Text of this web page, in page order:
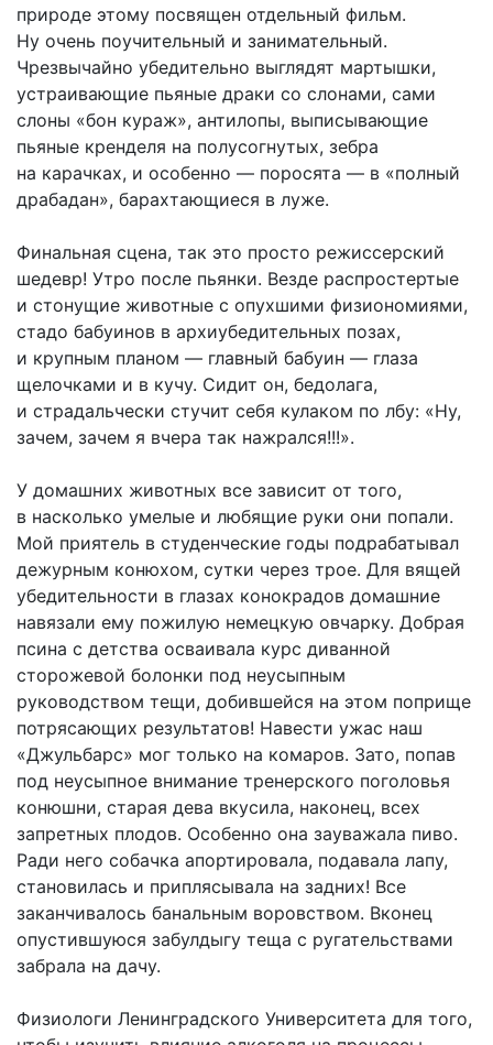
природе этому посвящен отдельный фильм.
Ну очень поучительный и занимательный.
Чрезвычайно убедительно выглядят мартышки,
устраивающие пьяные драки со слонами, сами
слоны «бон кураж», антилопы, выписывающие
пьяные кренделя на полусогнутых, зебра
на карачках, и особенно — поросята — в «полный
драбадан», барахтающиеся в луже.
Финальная сцена, так это просто режиссерский
шедевр! Утро после пьянки. Везде распростертые
и стонущие животные с опухшими физиономиями,
стадо бабуинов в архиубедительных позах,
и крупным планом — главный бабуин — глаза
щелочками и в кучу. Сидит он, бедолага,
и страдальчески стучит себя кулаком по лбу: «Ну,
зачем, зачем я вчера так нажрался!!!».
У домашних животных все зависит от того,
в насколько умелые и любящие руки они попали.
Мой приятель в студенческие годы подрабатывал
дежурным конюхом, сутки через трое. Для вящей
убедительности в глазах конокрадов домашние
навязали ему пожилую немецкую овчарку. Добрая
псина с детства осваивала курс диванной
сторожевой болонки под неусыпным
руководством тещи, добившейся на этом поприще
потрясающих результатов! Навести ужас наш
«Джульбарс» мог только на комаров. Зато, попав
под неусыпное внимание тренерского поголовья
конюшни, старая дева вкусила, наконец, всех
запретных плодов. Особенно она зауважала пиво.
Ради него собачка апортировала, подавала лапу,
становилась и приплясывала на задних! Все
заканчивалось банальным воровством. Вконец
опустившуюся забулдыгу теща с ругательствами
забрала на дачу.
Физиологи Ленинградского Университета для того,